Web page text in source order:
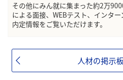
その他にみん就に集まった約2万
による面接、WEBテスト、インタ
内定情報をご覧いただけます。
人材の掲示